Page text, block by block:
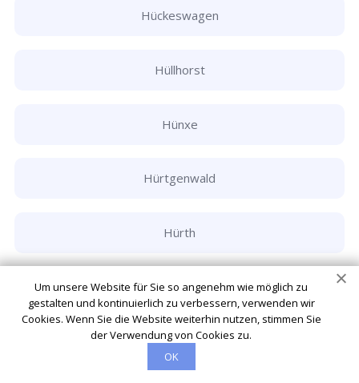
Hückeswagen
Hüllhorst
Hünxe
Hürtgenwald
Hürth
Ibbenbüren
Inden
Um unsere Website für Sie so angenehm wie möglich zu
gestalten und kontinuierlich zu verbessern, verwenden wir
Cookies. Wenn Sie die Website weiterhin nutzen, stimmen Sie
der Verwendung von Cookies zu.
OK